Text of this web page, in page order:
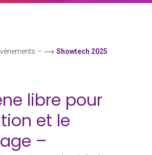
– Showtech 2025
libre pour
et le
–